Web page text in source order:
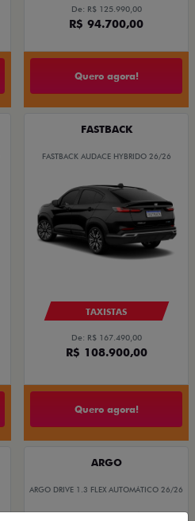
De: R$ 125.990,00
R$ 94.700,00
Quero agora!
FASTBACK
FASTBACK AUDACE HYBRIDO 26/26
TAXISTAS
De: R$ 167.490,00
R$ 108.900,00
Quero agora!
ARGO
ARGO DRIVE 1.3 FLEX AUTOMÁTICO 26/26